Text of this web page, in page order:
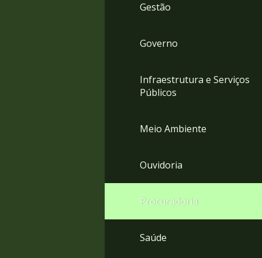
Gestão
Governo
Infraestrutura e Serviços
Públicos
Meio Ambiente
Ouvidoria
Procuradoria
Saúde